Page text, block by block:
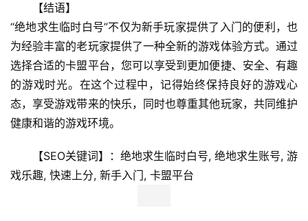
【结语】
“绝地求生临时白号”不仅为新手玩家提供了入门的便利，也
为经验丰富的老玩家提供了一种全新的游戏体验方式。通过
选择合适的卡盟平台，您可以享受到更加便捷、安全、有趣
的游戏时光。在这个过程中，记得始终保持良好的游戏心
态，享受游戏带来的快乐，同时也尊重其他玩家，共同维护
健康和谐的游戏环境。
【SEO关键词】：绝地求生临时白号, 绝地求生账号, 游
戏乐趣, 快速上分, 新手入门, 卡盟平台